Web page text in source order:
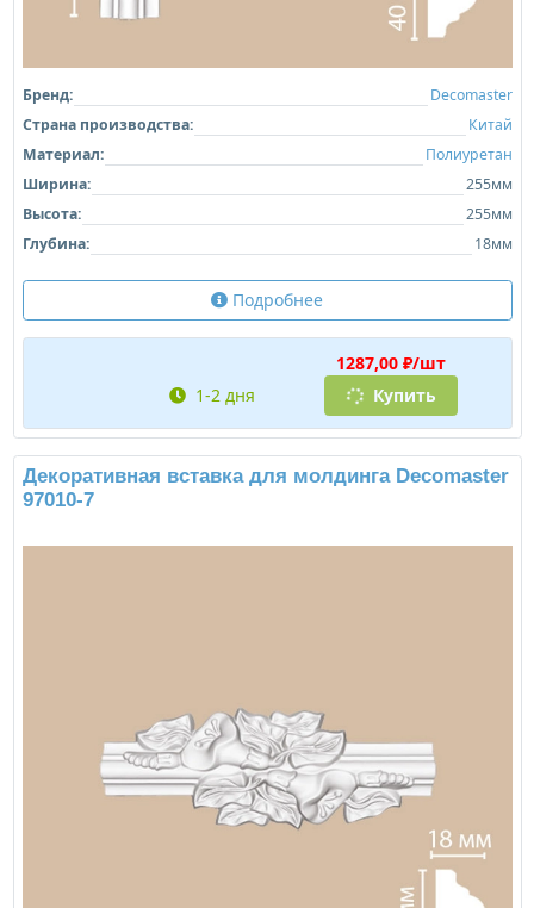
Бренд:
Decomaster
Страна производства:
Китай
Материал:
Полиуретан
Ширина:
255мм
Высота:
255мм
Глубина:
18мм
Подробнее
1287,00 ₽/шт
1-2 дня
Купить
Декоративная вставка для молдинга Decomaster
97010-7